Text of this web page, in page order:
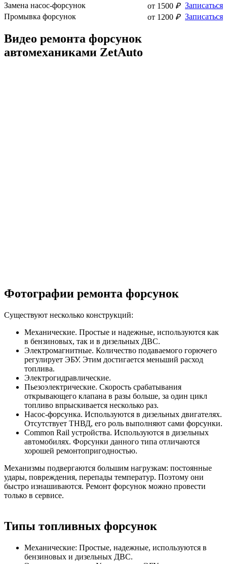
Замена насос-форсунок
от 1500 ₽ Записаться
Промывка форсунок
от 1200 ₽ Записаться
Видео ремонта форсунок
автомеханиками ZetAuto
Фотографии ремонта форсунок
Существуют несколько конструкций:
Механические. Простые и надежные, используются как
в бензиновых, так и в дизельных ДВС.
Электромагнитные. Количество подаваемого горючего
регулирует ЭБУ. Этим достигается меньший расход
топлива.
Электрогидравлические.
Пьезоэлектрические. Скорость срабатывания
открывающего клапана в разы больше, за один цикл
топливо впрыскивается несколько раз.
Насос-форсунка. Используются в дизельных двигателях.
Отсутствует ТНВД, его роль выполняют сами форсунки.
Common Rail устройства. Используются в дизельных
автомобилях. Форсунки данного типа отличаются
хорошей ремонтопригодностью.
Механизмы подвергаются большим нагрузкам: постоянные
удары, повреждения, перепады температур. Поэтому они
быстро изнашиваются. Ремонт форсунок можно провести
только в сервисе.
Типы топливных форсунок
Механические: Простые, надежные, используются в
бензиновых и дизельных ДВС.